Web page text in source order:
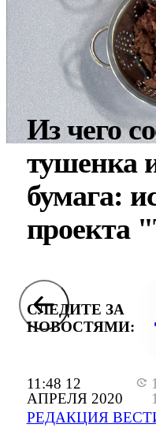
11:48 12
АПРЕЛЯ 2020
РЕДАКЦИЯ
Из чего
тушенка
бумага:
проекта
СЛЕДИТЕ ЗА
НОВОСТЯМИ: